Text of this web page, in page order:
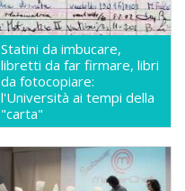
Statini da imbucare,
libretti da far firmare, libri
da fotocopiare:
l'Università ai tempi della
"carta"